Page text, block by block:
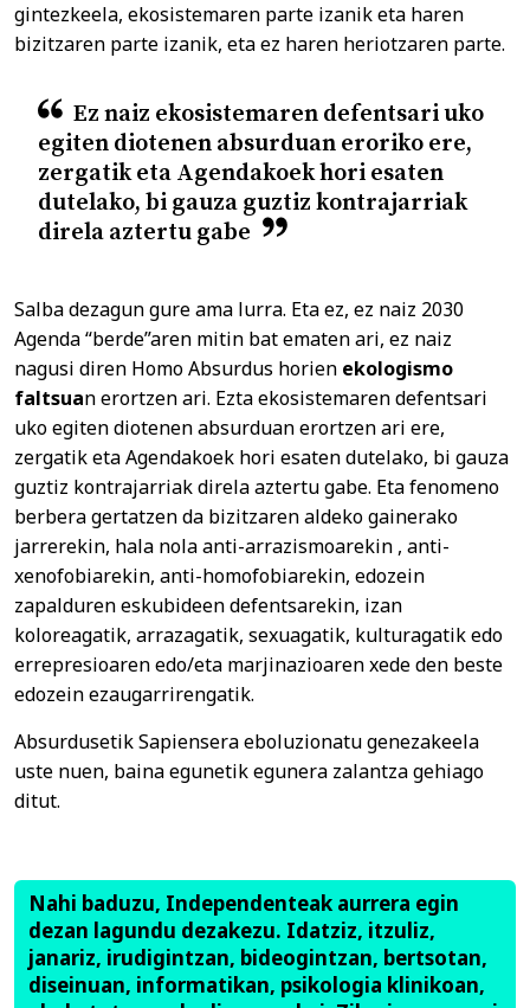
gintezkeela, ekosistemaren parte izanik eta haren
bizitzaren parte izanik, eta ez haren heriotzaren parte.
Ez naiz ekosistemaren defentsari uko
egiten diotenen absurduan eroriko ere,
zergatik eta Agendakoek hori esaten
dutelako, bi gauza guztiz kontrajarriak
direla aztertu gabe
Salba dezagun gure ama lurra. Eta ez, ez naiz 2030
Agenda “berde”aren mitin bat ematen ari, ez naiz
nagusi diren Homo Absurdus horien ekologismo
faltsuan erortzen ari. Ezta ekosistemaren defentsari
uko egiten diotenen absurduan erortzen ari ere,
zergatik eta Agendakoek hori esaten dutelako, bi gauza
guztiz kontrajarriak direla aztertu gabe. Eta fenomeno
berbera gertatzen da bizitzaren aldeko gainerako
jarrerekin, hala nola anti-arrazismoarekin , anti-
xenofobiarekin, anti-homofobiarekin, edozein
zapalduren eskubideen defentsarekin, izan
koloreagatik, arrazagatik, sexuagatik, kulturagatik edo
errepresioaren edo/eta marjinazioaren xede den beste
edozein ezaugarrirengatik.
Absurdusetik Sapiensera eboluzionatu genezakeela
uste nuen, baina egunetik egunera zalantza gehiago
ditut.
Nahi baduzu, Independenteak aurrera egin
dezan lagundu dezakezu. Idatziz, itzuliz,
janariz, irudigintzan, bideogintzan, bertsotan,
diseinuan, informatikan, psikologia klinikoan,